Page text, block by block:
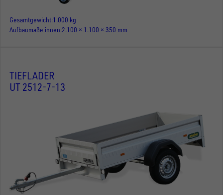
Gesamtgewicht 1.000 kg
Aufbaumaße innen 2.100 × 1.100 × 350 mm
TIEFLADER
UT 2512-7-13